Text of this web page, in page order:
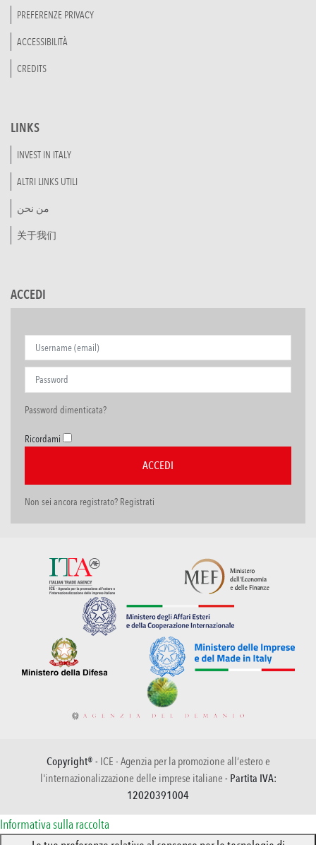
PREFERENZE PRIVACY
ACCESSIBILITÀ
CREDITS
LINKS
INVEST IN ITALY
ALTRI LINKS UTILI
من نحن
关于我们
ACCEDI
Password dimenticata?
Ricordami
Non sei ancora registrato? Registrati
Copyright® - ICE - Agenzia per la promozione all’estero e
l'internazionalizzazione delle imprese italiane - Partita IVA:
12020391004
Informativa sulla raccolta